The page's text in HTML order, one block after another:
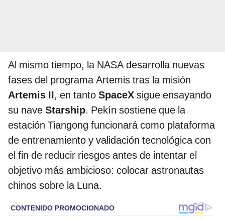
Al mismo tiempo, la NASA desarrolla nuevas
fases del programa Artemis tras la misión
Artemis II, en tanto SpaceX sigue ensayando
su nave Starship. Pekín sostiene que la
estación Tiangong funcionará como plataforma
de entrenamiento y validación tecnológica con
el fin de reducir riesgos antes de intentar el
objetivo más ambicioso: colocar astronautas
chinos sobre la Luna.